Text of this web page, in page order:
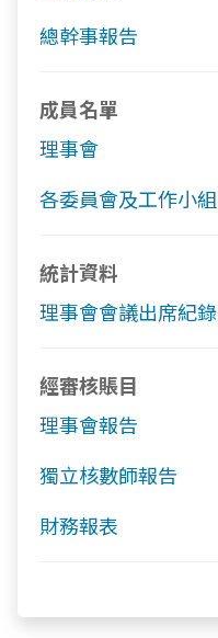
總幹事報告
成員名單
理事會
各委員會及工作小組
統計資料
理事會會議出席紀錄
經審核賬目
理事會報告
獨立核數師報告
財務報表